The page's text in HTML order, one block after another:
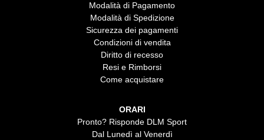
Modalità di Pagamento
Modalità di Spedizione
Sicurezza dei pagamenti
Condizioni di vendita
Diritto di recesso
Resi e Rimborsi
Come acquistare
ORARI
Pronto? Risponde DLM Sport
Dal Lunedì al Venerdì